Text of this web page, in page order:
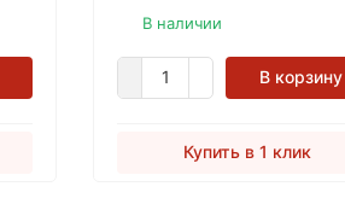
В наличии
В корзину
Купить в 1 клик